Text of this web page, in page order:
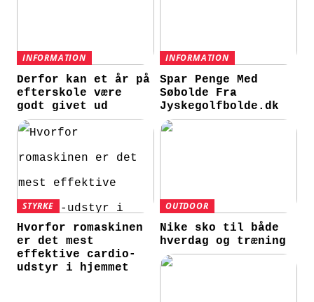
INFORMATION
Derfor kan et år på
efterskole være
godt givet ud
INFORMATION
Spar Penge Med
Søbolde Fra
Jyskegolfbolde.dk
STYRKE
Hvorfor romaskinen
er det mest
effektive cardio-
udstyr i hjemmet
OUTDOOR
Nike sko til både
hverdag og træning